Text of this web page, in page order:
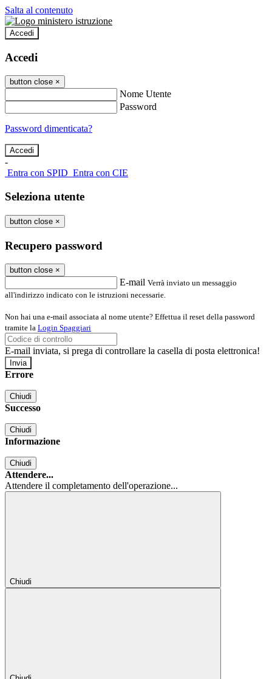
Salta al contenuto
Accedi
Accedi
button close ×
Nome Utente
Password
Password dimenticata?
-
Entra con SPID Entra con CIE
Seleziona utente
button close ×
Recupero password
button close ×
E-mail Verrà inviato un messaggio
all'indirizzo indicato con le istruzioni necessarie.
Non hai una e-mail associata al nome utente? Effettua il reset della password
tramite la Login Spaggiari
E-mail inviata, si prega di controllare la casella di posta elettronica!
Errore
Chiudi
Successo
Chiudi
Informazione
Chiudi
Attendere...
Attendere il completamento dell'operazione...
Chiudi